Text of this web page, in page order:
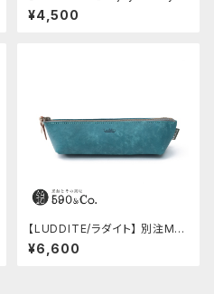
前軸・ディンプル(ジュラルミン)
¥4,500
【LUDDITE/ラダイト】 別注MAY
Aレザーボートペンケース (ター
キーブルー)
¥6,600